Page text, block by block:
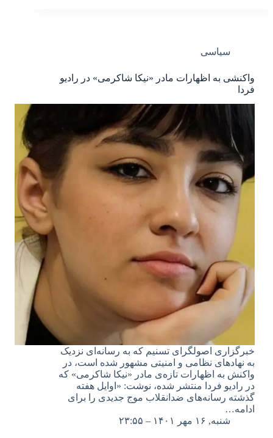
سیاسی
واکنشی به اظهارات مادر «نیکا شاکرمی» در رادیو
فردا
خبرگزاری اصولگرای تسنیم که به رسانه‌ای نزدیک
به نهادهای نظامی و امنیتی مشهور شده است، در
واکنش به اظهارات تازه‌ی مادر «نیکا شاکرمی» که
در رادیو فردا منتشر شده، نوشت: «اوایل هفته
گذشته رسانه‌های ضدانقلاب موج جدیدی را برای
ادامه…
شنبه, ۱۶ مهر ۱۴۰۱ – ۲۳:۵۵